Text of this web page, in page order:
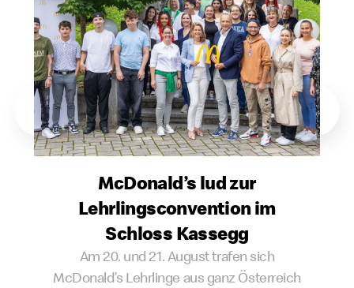
McDonald’s lud zur
Lehrlingsconvention im
Schloss Kassegg
Am 20. und 21. August trafen sich
McDonald’s Lehrlinge aus ganz Österreich